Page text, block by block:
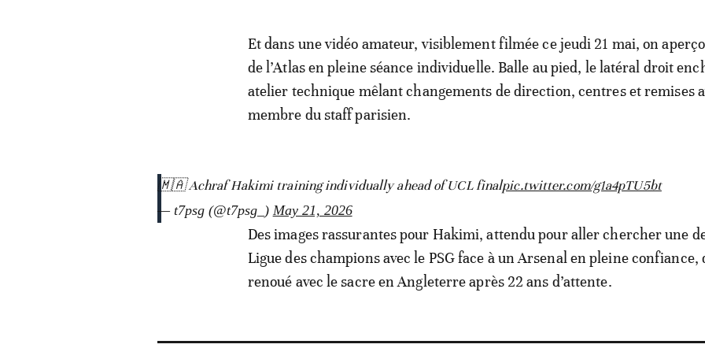
Et dans une vidéo amateur, visiblement filmée ce jeudi 21 mai, on
de l’Atlas en pleine séance individuelle. Balle au pied, le latéral droit
atelier technique mêlant changements de direction, centres et remises
membre du staff parisien.
🇲🇦 Achraf Hakimi training individually ahead of UCL finalpic.twitter.com/g1a4pTU5bt
— t7psg (@t7psg_) May 21, 2026
Des images rassurantes pour Hakimi, attendu pour aller chercher une
Ligue des champions avec le PSG face à un Arsenal en pleine confiance,
renoué avec le sacre en Angleterre après 22 ans d’attente.